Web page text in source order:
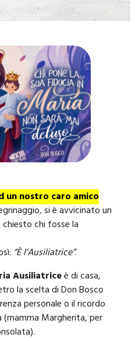
un nostro caro amico
si è avvicinato un
chi fosse la
“È l’Ausiliatrice”.
Ausiliatriceè di casa,
la scelta di Don Bosco
personale o il ricordo
(mamma Margherita, per